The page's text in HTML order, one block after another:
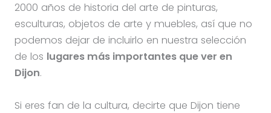
2000 años de historia del arte de pinturas,
esculturas, objetos de arte y muebles, así que no
podemos dejar de incluirlo en nuestra selección
de los lugares más importantes que ver en
Dijon.
Si eres fan de la cultura, decirte que Dijon tiene